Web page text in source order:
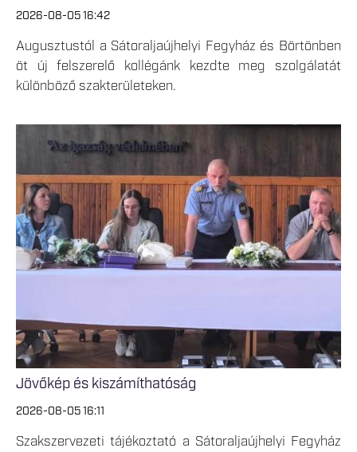
2026-08-05 16:42
Augusztustól a Sátoraljaújhelyi Fegyház és Börtönben
öt új felszerelő kollégánk kezdte meg szolgálatát
különböző szakterületeken.
Jövőkép és kiszámíthatóság
2026-08-05 16:11
Szakszervezeti tájékoztató a Sátoraljaújhelyi Fegyház